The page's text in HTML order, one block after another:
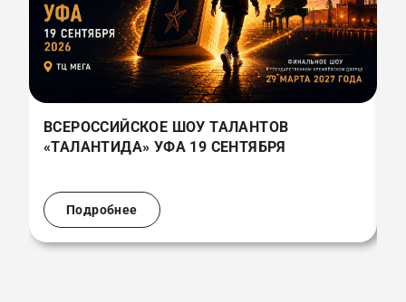
ВСЕРОССИЙСКОЕ ШОУ ТАЛАНТОВ
«ТАЛАНТИДА» УФА 19 СЕНТЯБРЯ
Подробнее